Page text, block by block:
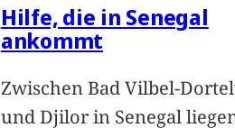
Hilfe, die in Senegal
ankommt
Zwischen Bad Vilbel-
und Djilor in Senegal